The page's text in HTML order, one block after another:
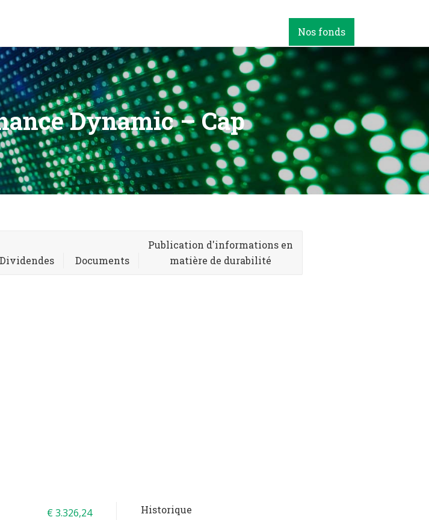
Nos fonds
Dynamic – Cap
Dividendes Documents
Publication d'informations en
matière de durabilité
€ 3.326,24
Historique